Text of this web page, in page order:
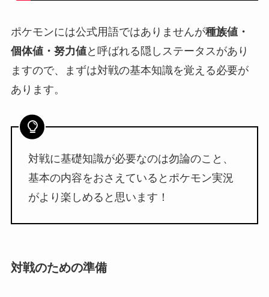
ポケモンには公式用語ではありませんが種族値・
個体値・努力値と呼ばれる隠しステータスがあり
ますので、まずは対戦の基本知識を覚える必要が
あります。
対戦に基礎知識が必要なのは勿論のこと、
基本の内容をおさえているとポケモン実況
がより楽しめると思います！
対戦のための準備